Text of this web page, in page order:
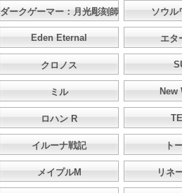
ダークゲーマー：月光彫刻師 ソウル
Eden Eternal エタ
クロノス
ミル New
ロハン R
イルーナ戦記 ト
メイプルM リネ